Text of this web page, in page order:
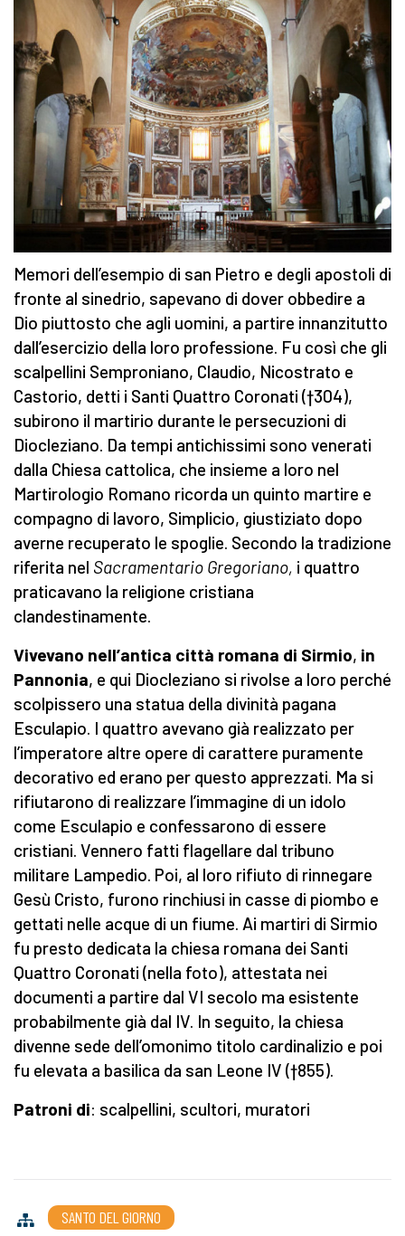
Memori dell’esempio di san Pietro e degli apostoli di
fronte al sinedrio, sapevano di dover obbedire a
Dio piuttosto che agli uomini, a partire innanzitutto
dall’esercizio della loro professione. Fu così che gli
scalpellini Semproniano, Claudio, Nicostrato e
Castorio, detti i Santi Quattro Coronati (†304),
subirono il martirio durante le persecuzioni di
Diocleziano. Da tempi antichissimi sono venerati
dalla Chiesa cattolica, che insieme a loro nel
Martirologio Romano ricorda un quinto martire e
compagno di lavoro, Simplicio, giustiziato dopo
averne recuperato le spoglie. Secondo la tradizione
riferita nel Sacramentario Gregoriano, i quattro
praticavano la religione cristiana
clandestinamente.
Vivevano nell’antica città romana di Sirmio, in
Pannonia, e qui Diocleziano si rivolse a loro perché
scolpissero una statua della divinità pagana
Esculapio. I quattro avevano già realizzato per
l’imperatore altre opere di carattere puramente
decorativo ed erano per questo apprezzati. Ma si
rifiutarono di realizzare l’immagine di un idolo
come Esculapio e confessarono di essere
cristiani. Vennero fatti flagellare dal tribuno
militare Lampedio. Poi, al loro rifiuto di rinnegare
Gesù Cristo, furono rinchiusi in casse di piombo e
gettati nelle acque di un fiume. Ai martiri di Sirmio
fu presto dedicata la chiesa romana dei Santi
Quattro Coronati (nella foto), attestata nei
documenti a partire dal VI secolo ma esistente
probabilmente già dal IV. In seguito, la chiesa
divenne sede dell’omonimo titolo cardinalizio e poi
fu elevata a basilica da san Leone IV (†855).
Patroni di: scalpellini, scultori, muratori
SANTO DEL GIORNO